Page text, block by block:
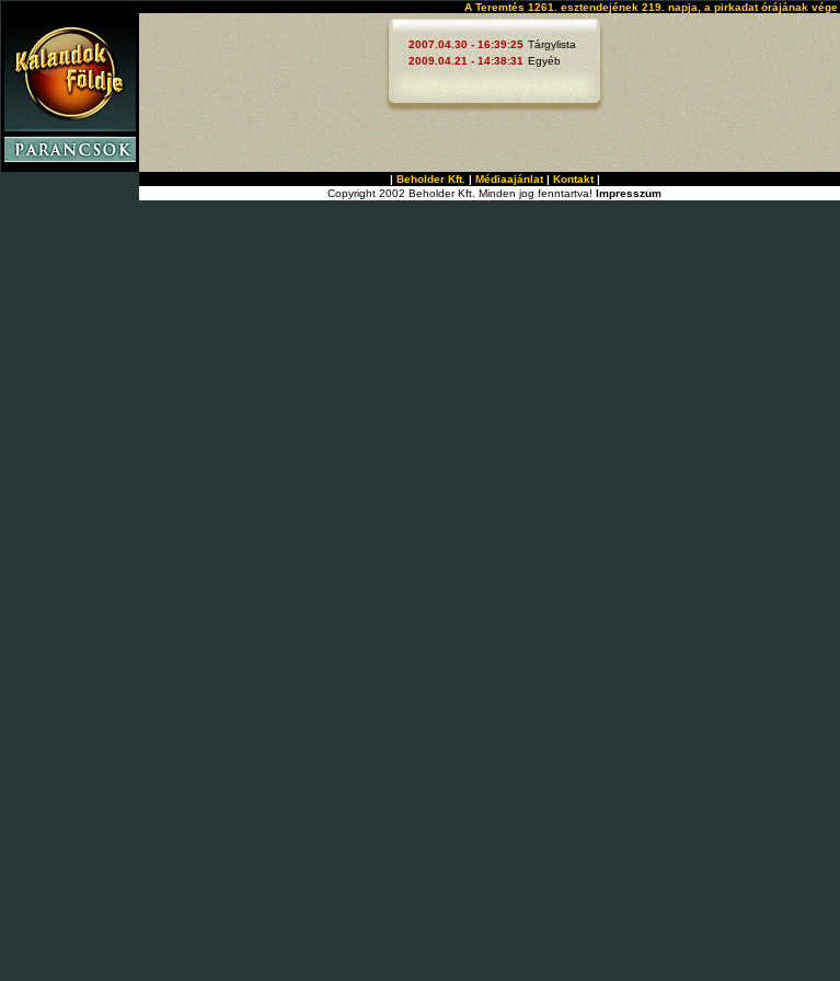
A Teremtés 1261. esztendejének 219. napja, a pirkadat órájának vége .
2007.04.30 - 16:39:25 Tárgylista
2009.04.21 - 14:38:31 Egyéb
| Beholder Kft. | Médiaajánlat| Kontakt|
Copyright 2002 Beholder Kft. Minden jog fenntartva! Impresszum